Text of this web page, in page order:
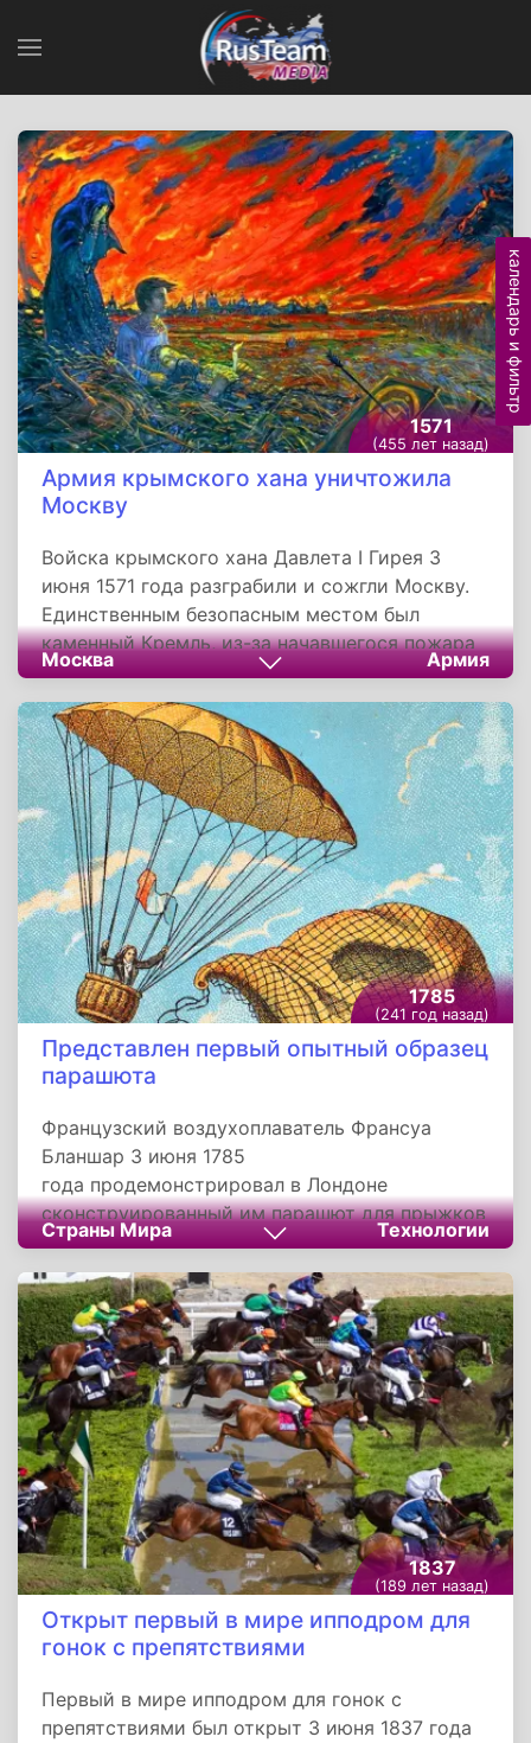
1571
(455 лет назад)
Армия крымского хана уничтожила
Москву
Войска крымского хана Давлета I Гирея 3
июня 1571 года разграбили и сожгли Москву.
Единственным безопасным местом был
каменный Кремль, из-за начавшегося пожара
и вестей о скором приближении русских
войск Гирей решил его не штурмовать. В
результате практически весь город был
уничтожен, произошли взрывы в погребах,
обрушившие часть крепостных стен. На
следующий день татары с добычей и
пленниками ушли назад, по пути уничтожив
Каширу и разорив рязанские земли.
Москва Армия
1785
(241 год назад)
Представлен первый опытный образец
парашюта
Французский воздухоплаватель Франсуа
Бланшар 3 июня 1785
года продемонстрировал в Лондоне
сконструированный им парашют для прыжков
с воздушного шара. Сам Бланшар опробовать
свое изобретение не решился и с высоты 300
метров скинул на парашюте собаку. Животное
приземлилось благополучно. Спустя год в
Гамбурге Бланшар провел следующий
эксперимент. На этот раз с неба на землю
спустился баран.
Страны Мира Технологии
1837
(189 лет назад)
Открыт первый в мире ипподром для
гонок с препятствиями
Первый в мире ипподром для гонок с
препятствиями был открыт 3 июня 1837 года
календарь и фильтр